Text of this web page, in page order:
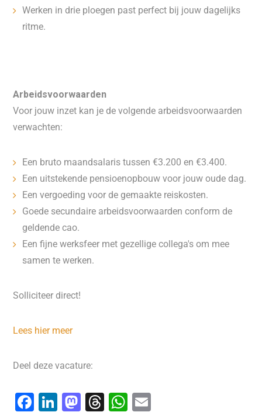
Werken in drie ploegen past perfect bij jouw dagelijks
ritme.
Arbeidsvoorwaarden
Voor jouw inzet kan je de volgende arbeidsvoorwaarden
verwachten:
Een bruto maandsalaris tussen €3.200 en €3.400.
Een uitstekende pensioenopbouw voor jouw oude dag.
Een vergoeding voor de gemaakte reiskosten.
Goede secundaire arbeidsvoorwaarden conform de
geldende cao.
Een fijne werksfeer met gezellige collega's om mee
samen te werken.
Solliciteer direct!
Lees hier meer
Deel deze vacature:
F
Li M T
W